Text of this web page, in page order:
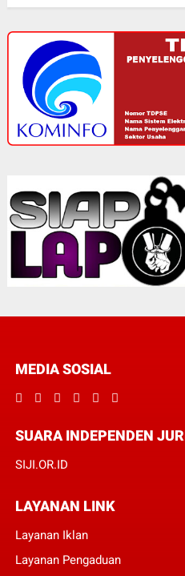
MEDIA SOSIAL
SUARA INDEPENDEN
SIJI.OR.ID
LAYANAN LINK
Layanan Iklan
Layanan Pengaduan